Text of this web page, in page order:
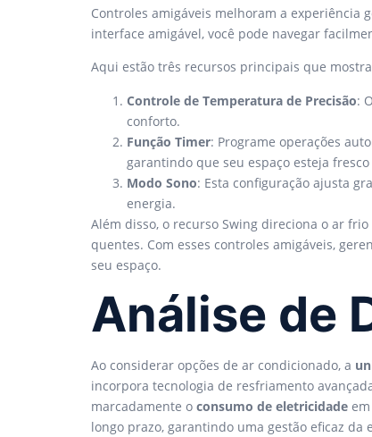
Controles amigáveis melhoram a experiência
interface amigável, você pode navegar
Aqui estão três recursos principais que
Controle de Temperatura de Precisão:
conforto.
Função Timer: Programe operações
garantindo que seu espaço esteja
Modo Sono: Esta configuração ajusta
energia.
Além disso, o recurso Swing direciona o ar
quentes. Com esses controles amigáveis,
seu espaço.
Análise de
Ao considerar opções de ar condicionado, a
incorpora tecnologia de resfriamento
marcadamente o consumo de eletricidade
longo prazo, garantindo uma gestão eficaz da